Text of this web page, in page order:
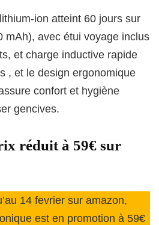
ion atteint 60 jours sur
mAh), avec étui voyage inclus
et charge inductive rapide
, et le design ergonomique
confort et hygiène
gencives.
réduit à 59€ sur
14 fevrier sur amazon,
est en promotion à 59€